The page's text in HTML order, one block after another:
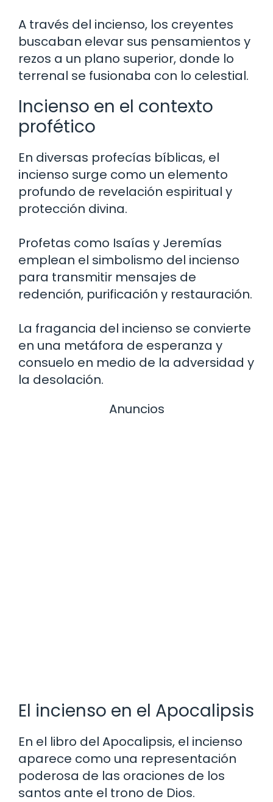
A través del incienso, los creyentes
buscaban elevar sus pensamientos y
rezos a un plano superior, donde lo
terrenal se fusionaba con lo celestial.
Incienso en el contexto
profético
En diversas profecías bíblicas, el
incienso surge como un elemento
profundo de revelación espiritual y
protección divina.
Profetas como Isaías y Jeremías
emplean el simbolismo del incienso
para transmitir mensajes de
redención, purificación y restauración.
La fragancia del incienso se convierte
en una metáfora de esperanza y
consuelo en medio de la adversidad y
la desolación.
Anuncios
El incienso en el Apocalipsis
En el libro del Apocalipsis, el incienso
aparece como una representación
poderosa de las oraciones de los
santos ante el trono de Dios.